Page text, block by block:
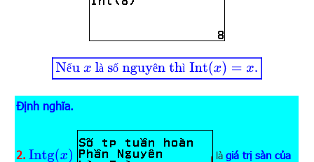
ế à ố ê ì
Nếux là số nguyên thì Int(x)=x.
Định nghĩa.
2. Intg(x) làgiá trị sàn của